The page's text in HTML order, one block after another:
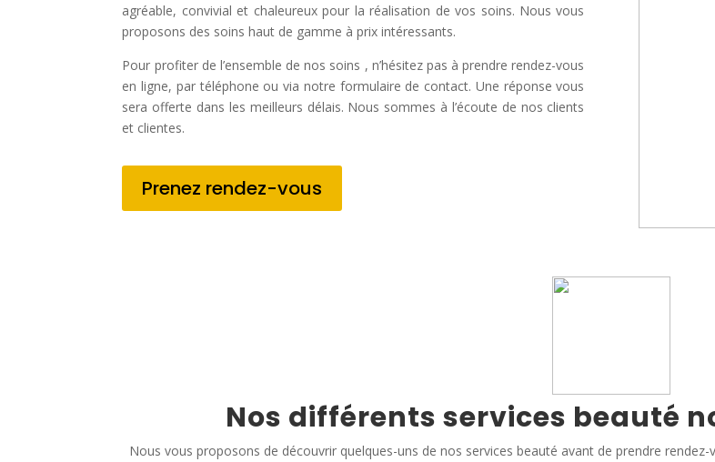
agréable, convivial et chaleureux pour la réalisation de vos soins. Nous vous
proposons des soins haut de gamme à prix intéressants.
Pour profiter de l’ensemble de nos soins , n’hésitez pas à prendre rendez-vous
en ligne, par téléphone ou via notre formulaire de contact. Une réponse vous
sera offerte dans les meilleurs délais. Nous sommes à l’écoute de nos clients
et clientes.
Prenez rendez-vous
Nos différents services beauté
Nous vous proposons de découvrir quelques-uns de nos services beauté avant de prendre